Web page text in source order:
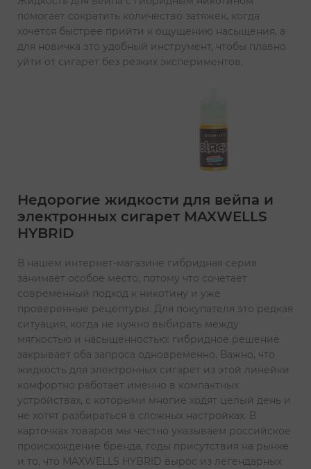
помогает сократить количество затяжек, когда
хочется быстрее прийти к ощущению насыщения, а
для новичка это удобный инструмент, чтобы плавно
уйти от сигарет без резких экспериментов.
Недорогие жидкости для вейпа и
электронных сигарет MAXWELLS
HYBRID
В нашем интернет-магазине гибридная серия
занимает особое место, потому что сочетает
современный подход к никотину и уже
проверенные рецептуры. Для покупателя это редкая
ситуация, когда не нужно выбирать между
мягкостью и насыщенностью: гибридное решение
закрывает оба запроса одновременно. Важно, что
жидкость для электронных сигарет из этой линейки
комфортно работает именно в компактных
устройствах, с которыми многие ходят целый день и
не хотят разбираться в сложных настройках. В
карточках товаров мы честно указываем российское
происхождение бренда, годы присутствия на рынке
и то, что MAXWELLS HYBRID вырос из легендарных